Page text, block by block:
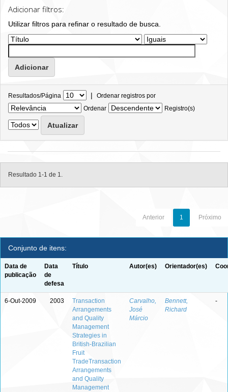
Adicionar filtros:
Utilizar filtros para refinar o resultado de busca.
Resultados/Página | Ordenar registros por
Ordenar
Registro(s)
Resultado 1-1 de 1.
Anterior 1 Próximo
Conjunto de itens:
Data de
publicação
Data
de
defesa
Título Autor(es) Orientador(es)
6-Out-2009 2003
Transaction
Arrangements
and Quality
Management
Strategies in
British-Brazilian
Fruit
TradeTransaction
Arrangements
and Quality
Management
Carvalho,
José
Márcio
Bennett,
Richard
-